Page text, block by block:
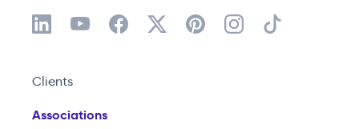
Clients
Associations